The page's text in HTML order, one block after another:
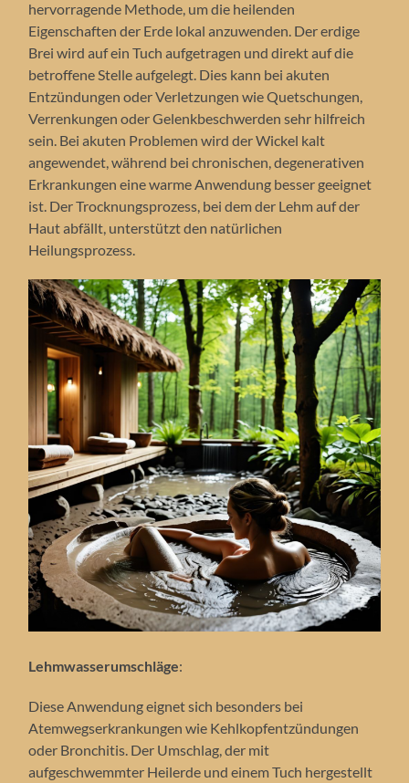
hervorragende Methode, um die heilenden
Eigenschaften der Erde lokal anzuwenden. Der erdige
Brei wird auf ein Tuch aufgetragen und direkt auf die
betroffene Stelle aufgelegt. Dies kann bei akuten
Entzündungen oder Verletzungen wie Quetschungen,
Verrenkungen oder Gelenkbeschwerden sehr hilfreich
sein. Bei akuten Problemen wird der Wickel kalt
angewendet, während bei chronischen, degenerativen
Erkrankungen eine warme Anwendung besser geeignet
ist. Der Trocknungsprozess, bei dem der Lehm auf der
Haut abfällt, unterstützt den natürlichen
Heilungsprozess.
Lehmwasserumschläge:
Diese Anwendung eignet sich besonders bei
Atemwegserkrankungen wie Kehlkopfentzündungen
oder Bronchitis. Der Umschlag, der mit
aufgeschwemmter Heilerde und einem Tuch hergestellt